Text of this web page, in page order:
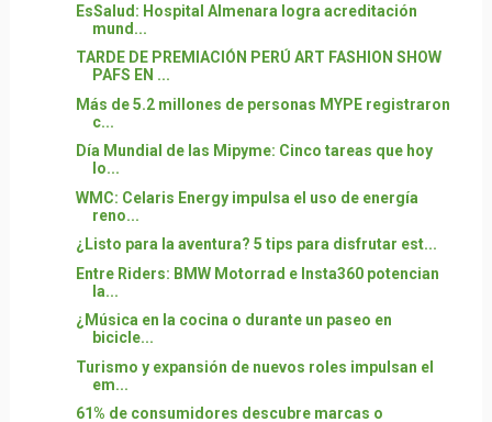
EsSalud: Hospital Almenara logra acreditación
mund...
TARDE DE PREMIACIÓN PERÚ ART FASHION SHOW
PAFS EN ...
Más de 5.2 millones de personas MYPE registraron
c...
Día Mundial de las Mipyme: Cinco tareas que hoy
lo...
WMC: Celaris Energy impulsa el uso de energía
reno...
¿Listo para la aventura? 5 tips para disfrutar est...
Entre Riders: BMW Motorrad e Insta360 potencian
la...
¿Música en la cocina o durante un paseo en
bicicle...
Turismo y expansión de nuevos roles impulsan el
em...
61% de consumidores descubre marcas o